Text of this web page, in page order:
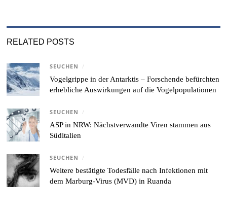
RELATED POSTS
SEUCHEN /
Vogelgrippe in der Antarktis – Forschende befürchten
erhebliche Auswirkungen auf die Vogelpopulationen
SEUCHEN /
ASP in NRW: Nächstverwandte Viren stammen aus
Süditalien
SEUCHEN /
Weitere bestätigte Todesfälle nach Infektionen mit
dem Marburg-Virus (MVD) in Ruanda